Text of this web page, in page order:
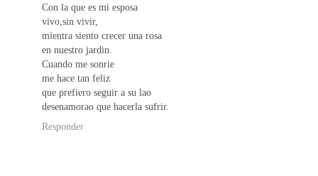
Con la que es mi esposa
vivo,sin vivir,
mientra siento crecer una rosa
en nuestro jardin.
Cuando me sonrie
me hace tan feliz
que prefiero seguir a su lao
desenamorao que hacerla sufrir.
Responder